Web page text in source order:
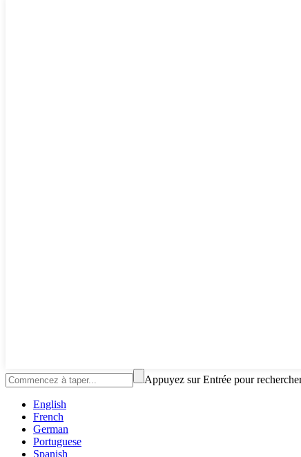
Appuyez sur Entrée pour
English
French
German
Portuguese
Spanish